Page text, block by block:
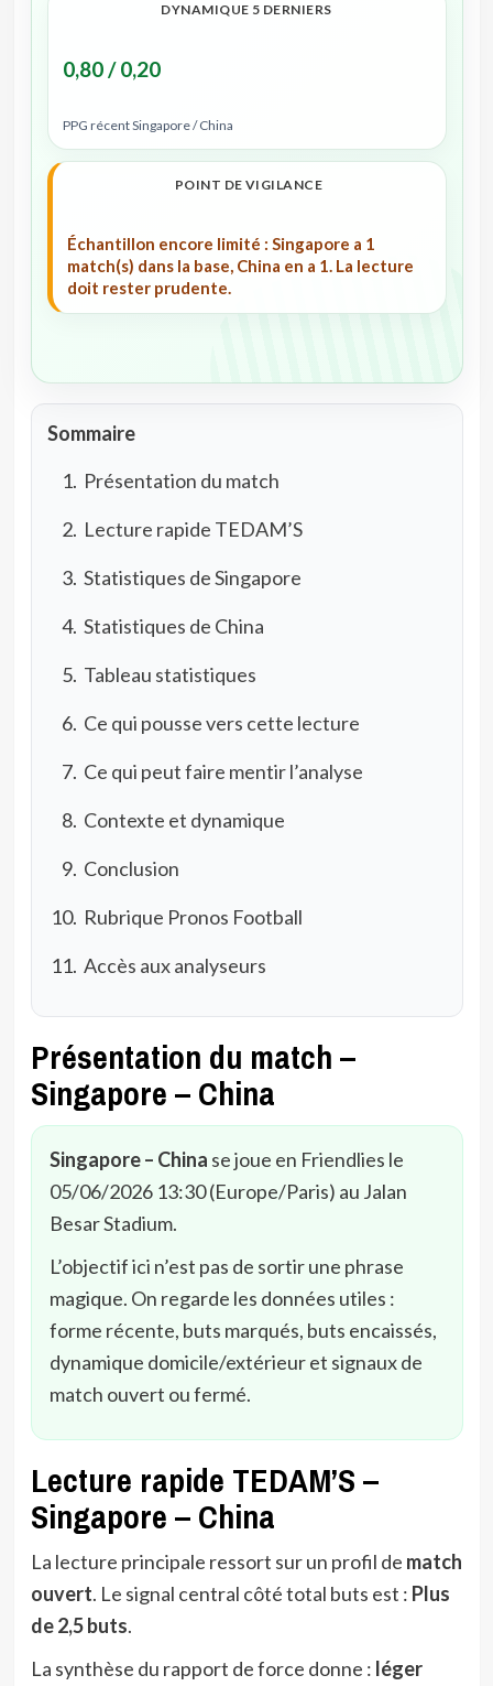
DYNAMIQUE 5 DERNIERS
0,80 / 0,20
PPG récent Singapore / China
POINT DE VIGILANCE
Échantillon encore limité : Singapore a 1
match(s) dans la base, China en a 1. La lecture
doit rester prudente.
Sommaire
Présentation du match
Lecture rapide TEDAM’S
Statistiques de Singapore
Statistiques de China
Tableau statistiques
Ce qui pousse vers cette lecture
Ce qui peut faire mentir l’analyse
Contexte et dynamique
Conclusion
Rubrique Pronos Football
Accès aux analyseurs
Présentation du match –
Singapore – China
Singapore – China se joue en Friendlies le
05/06/2026 13:30 (Europe/Paris) au Jalan
Besar Stadium.
L’objectif ici n’est pas de sortir une phrase
magique. On regarde les données utiles :
forme récente, buts marqués, buts encaissés,
dynamique domicile/extérieur et signaux de
match ouvert ou fermé.
Lecture rapide TEDAM’S –
Singapore – China
La lecture principale ressort sur un profil de match
ouvert. Le signal central côté total buts est : Plus
de 2,5 buts.
La synthèse du rapport de force donne : léger